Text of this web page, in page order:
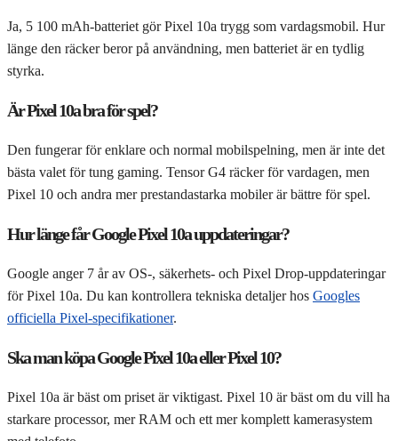
Ja, 5 100 mAh-batteriet gör Pixel 10a trygg som vardagsmobil. Hur
länge den räcker beror på användning, men batteriet är en tydlig
styrka.
Är Pixel 10a bra för spel?
Den fungerar för enklare och normal mobilspelning, men är inte det
bästa valet för tung gaming. Tensor G4 räcker för vardagen, men
Pixel 10 och andra mer prestandastarka mobiler är bättre för spel.
Hur länge får Google Pixel 10a uppdateringar?
Google anger 7 år av OS-, säkerhets- och Pixel Drop-uppdateringar
för Pixel 10a. Du kan kontrollera tekniska detaljer hos Googles
officiella Pixel-specifikationer.
Ska man köpa Google Pixel 10a eller Pixel 10?
Pixel 10a är bäst om priset är viktigast. Pixel 10 är bäst om du vill ha
starkare processor, mer RAM och ett mer komplett kamerasystem